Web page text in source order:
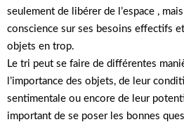
seulement de libérer de l’espace ,
conscience sur ses besoins effectifs
objets en trop.
Le tri peut se faire de différentes
l’importance des objets, de leur
sentimentale ou encore de leur
important de se poser les bonnes